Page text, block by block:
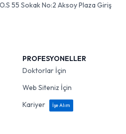
55 Sokak No:2 Aksoy Plaza Giriş
PROFESYONELLER
Doktorlar İçin
Web Siteniz İçin
Kariyer
İşe Alım